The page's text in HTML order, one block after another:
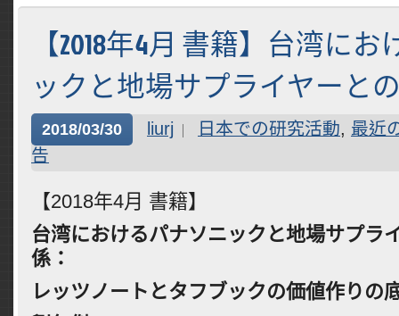
【2018年4月 書籍】台湾に
ックと地場サプライヤーと
2018/03/30 liurj 日本での研究活動, 最近
告
【2018年4月 書籍】
台湾におけるパナソニックと地場サプラ
係 ：
レッツノートとタフブックの価値作りの